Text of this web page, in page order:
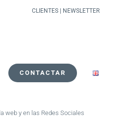
CLIENTES NEWSLETTER
CONTACTAR
web y en las Redes Sociales